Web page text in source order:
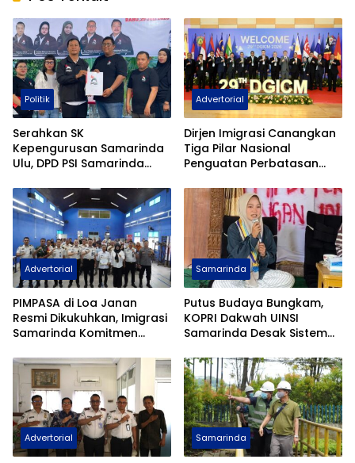
Politik
Serahkan SK
Kepengurusan Samarinda
Ulu, DPD PSI Samarinda
Untuk Rakyat
Advertorial
Dirjen Imigrasi Canangkan
Tiga Pilar Nasional
Penguatan Perbatasan
DGICM 2026
Advertorial
PIMPASA di Loa Janan
Resmi Dikukuhkan, Imigrasi
Samarinda Komitmen
Keberangkatan Ilegal
Samarinda
Putus Budaya Bungkam,
KOPRI Dakwah UINSI
Samarinda Desak Sistem
Diperkuat
Advertorial Samarinda